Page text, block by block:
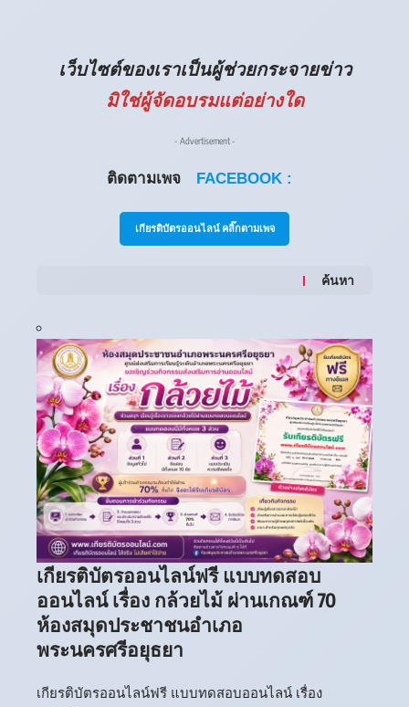
เว็บไซต์ของเราเป็นผู้ช่วยกระจายข่าว
มิใช่ผู้จัดอบรมแต่อย่างใด
- Advertisement -
ติดตามเพจ FACEBOOK :
เกียรติบัตรออนไลน์ คลิ๊กตามเพจ
ค้นหา
เกียรติบัตรออนไลน์ฟรี แบบทดสอบ
ออนไลน์ เรื่อง กล้วยไม้ ผ่านเกณฑ์ 70
ห้องสมุดประชาชนอำเภอ
พระนครศรีอยุธยา
เกียรติบัตรออนไลน์ฟรี แบบทดสอบออนไลน์ เรื่อง